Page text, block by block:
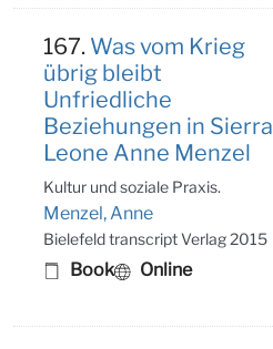
167. Was vom Krieg
übrig bleibt
Unfriedliche
Beziehungen in Sierra
Leone Anne Menzel
Kultur und soziale Praxis.
Menzel, Anne
Bielefeld transcript Verlag 2015
Book Online